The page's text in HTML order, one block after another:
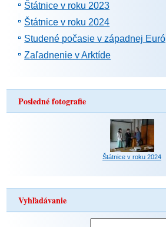
Štátnice v roku 2023
Štátnice v roku 2024
Studené počasie v západnej
Zaľadnenie v Arktíde
Posledné fotografie
Štátnice v roku 2024
Vyhľadávanie